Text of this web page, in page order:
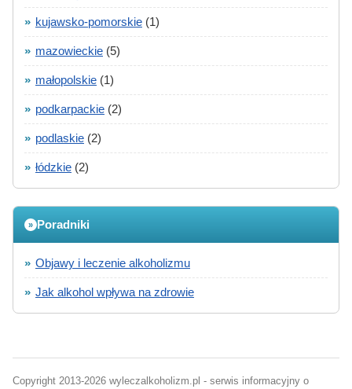
» kujawsko-pomorskie (1)
» mazowieckie (5)
» małopolskie (1)
» podkarpackie (2)
» podlaskie (2)
» łódzkie (2)
» Poradniki
» Objawy i leczenie alkoholizmu
» Jak alkohol wpływa na zdrowie
Copyright 2013-2026 wyleczalkoholizm.pl - serwis informacyjny o